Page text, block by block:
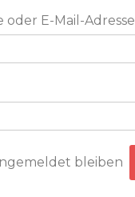
E-Mail-Adresse
bleiben